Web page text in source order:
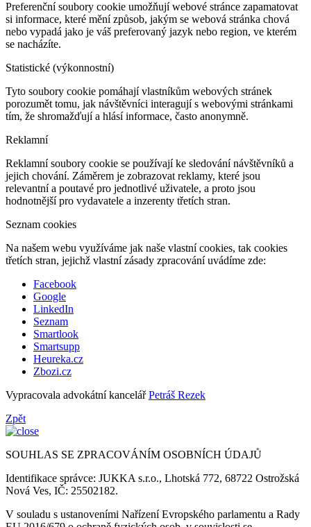
Preferenční soubory cookie umožňují webové stránce zapamatovat
si informace, které mění způsob, jakým se webová stránka chová
nebo vypadá jako je váš preferovaný jazyk nebo region, ve kterém
se nacházíte.
Statistické (výkonnostní)
Tyto soubory cookie pomáhají vlastníkům webových stránek
porozumět tomu, jak návštěvníci interagují s webovými stránkami
tím, že shromažďují a hlásí informace, často anonymně.
Reklamní
Reklamní soubory cookie se používají ke sledování návštěvníků a
jejich chování. Záměrem je zobrazovat reklamy, které jsou
relevantní a poutavé pro jednotlivé uživatele, a proto jsou
hodnotnější pro vydavatele a inzerenty třetích stran.
Seznam cookies
Na našem webu využíváme jak naše vlastní cookies, tak cookies
třetích stran, jejichž vlastní zásady zpracování uvádíme zde:
Facebook
Google
LinkedIn
Seznam
Smartlook
Smartsupp
Heureka.cz
Zbozi.cz
Vypracovala advokátní kancelářPetráš Rezek
Zpět
SOUHLAS SE ZPRACOVÁNÍM OSOBNÍCH ÚDAJŮ
Identifikace správce: JUKKA s.r.o., Lhotská 772, 68722 Ostrožská
Nová Ves, IČ: 25502182.
V souladu s ustanoveními Nařízení Evropského parlamentu a Rady